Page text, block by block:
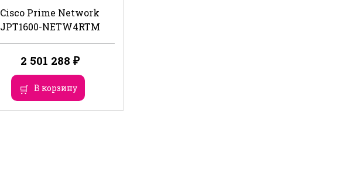
Cisco Prime Network
JPT1600-NETW4RTM
2 501 288 ₽
В корзину